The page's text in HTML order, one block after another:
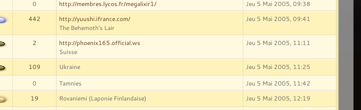
0 http://membres.lycos.fr/megalixir1/
Jeu 5 Mai 2005, 09:38
442
http://yuushi.ifrance.com/
The Behemoth's Lair
Jeu 5 Mai 2005, 09:41
2
http://phoenix165.official.ws
Suisse
Jeu 5 Mai 2005, 11:11
109 Ukraine Jeu 5 Mai 2005, 11:25
0 Tamnies
Jeu 5 Mai 2005, 11:42
19 Rovaniemi (Laponie Finlandaise) Jeu 5 Mai 2005, 12:19